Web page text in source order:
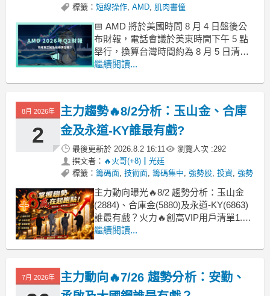
標籤： 短線操作, AMD, 肌肉書僮
📅 AMD 將於美國時間 8 月 4 日盤後公
布財報，電話會議於美東時間下午 5 點
舉行，換算台灣時間約為 8 月 5 日清晨
5 點。
繼續閱讀...
8月 2026年
2
主力趨勢🔥8/2分析：玉山金、合庫
金及永道-KY誰最有戲?
最後更新於 2026.8.2 16:11 瀏覽人次 :292
撰文者： 🔥火哥(+8)┃光廷
標籤： 籌碼面, 技術面, 籌碼集中, 強勢股, 投資, 強勢
主力動向曝光🔥8/2 趨勢分析：玉山金
(2884)、合庫金(5880)及永道-KY(6863)
誰最有戲？火力🔥創高VIP用戶清單1.台
股本週創高240日以上趨勢正向個股計9
週拉回半年線短線整理，於7/31 強彈
3,186點
繼續閱讀...
7月 2026年
主力動向🔥7/26 趨勢分析：安勤、